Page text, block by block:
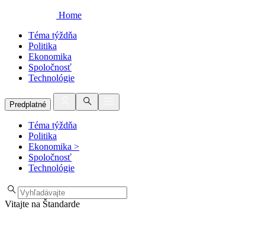
Home
Téma týždňa
Politika
Ekonomika
Spoločnosť
Technológie
Predplatné
Téma týždňa
Politika
Ekonomika >
Spoločnosť
Technológie
Vitajte na Štandarde